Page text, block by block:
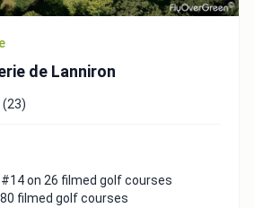
de Lanniron
(23)
#14 on 26 filmed golf courses
filmed golf courses